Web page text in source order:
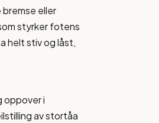
eller
styrker fotens
helt stiv og låst,
oppover i
av stortåa